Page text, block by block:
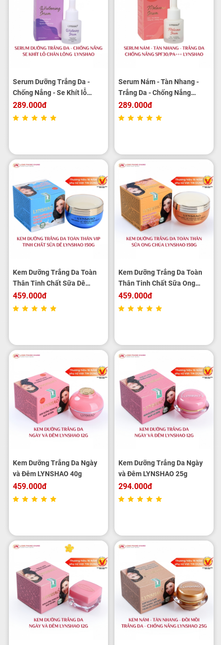
Serum Dưỡng Trắng Da -
Chống Nắng - Se Khít lỗ
Chân Lông LYNSHAO 25ml
289.000đ
Serum Nám - Tàn Nhang -
Trắng Da - Chống Nắng
LYNSHAO 25ml
289.000đ
Kem Dưỡng Trắng Da Toàn
Thân Tinh Chất Sữa Dê
LYNSHAO 150g
459.000đ
Kem Dưỡng Trắng Da Toàn
Thân Tinh Chất Sữa Ong
Chúa LYNSHAO 150g
459.000đ
Kem Dưỡng Trắng Da Ngày
và Đêm LYNSHAO 40g
459.000đ
Kem Dưỡng Trắng Da Ngày
và Đêm LYNSHAO 25g
294.000đ